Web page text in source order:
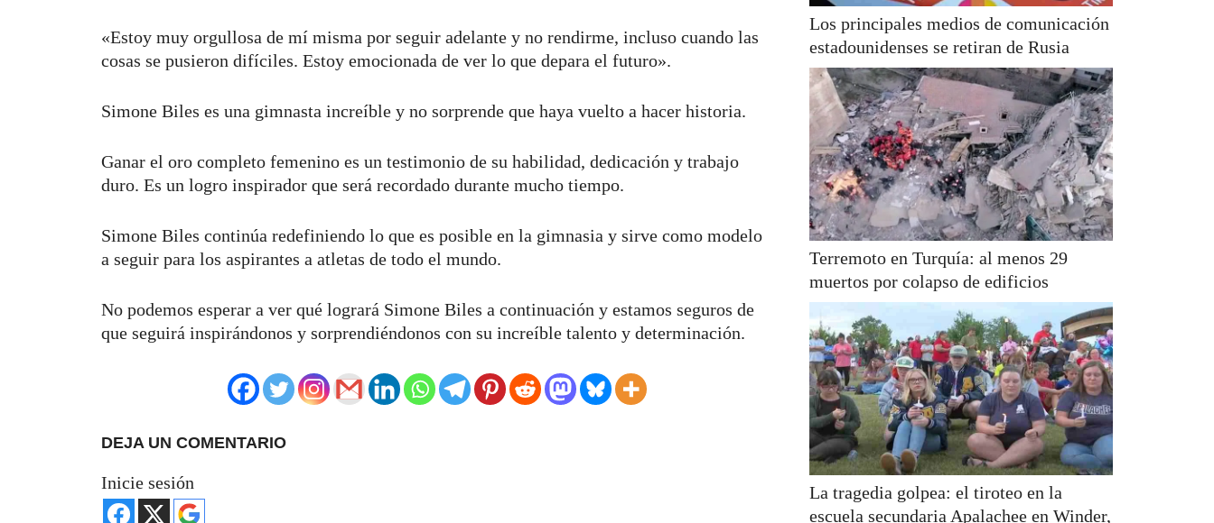
«Estoy muy orgullosa de mí misma por seguir adelante y no rendirme, incluso cuando las
cosas se pusieron difíciles. Estoy emocionada de ver lo que depara el futuro».
Simone Biles es una gimnasta increíble y no sorprende que haya vuelto a hacer historia.
Ganar el oro completo femenino es un testimonio de su habilidad, dedicación y trabajo
duro. Es un logro inspirador que será recordado durante mucho tiempo.
Simone Biles continúa redefiniendo lo que es posible en la gimnasia y sirve como modelo
a seguir para los aspirantes a atletas de todo el mundo.
No podemos esperar a ver qué logrará Simone Biles a continuación y estamos seguros de
que seguirá inspirándonos y sorprendiéndonos con su increíble talento y determinación.
DEJA UN COMENTARIO
Inicie sesión
Los principales medios de comunicación
estadounidenses se retiran de Rusia
Terremoto en Turquía: al menos 29
muertos por colapso de edificios
La tragedia golpea: el tiroteo en la
escuela secundaria Apalachee en Winder,